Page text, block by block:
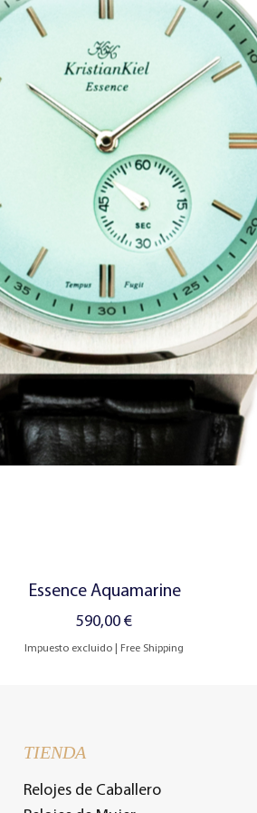
Vista rápida
Essence Aquamarine
Precio
590,00 €
Impuesto excluido Free Shipping
TIENDA
Relojes de Caballero